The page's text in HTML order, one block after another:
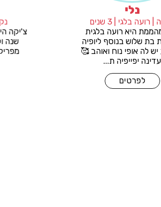
נקבה | רועה בלגי | 3 שנים
נלי המהממת היא רועה בלגית
מושלמת בת שלוש בנוסף ליופיה
המשגע יש לה אופי נוח ואוהב 🥰
עדינה יפייפיה ת...